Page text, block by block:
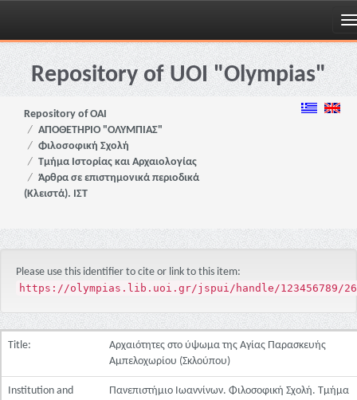
Skip
navigationRepository of UOI "Olympias"
Repository of OAI
ΑΠΟΘΕΤΗΡΙΟ "ΟΛΥΜΠΙΑΣ"
Φιλοσοφική Σχολή
Τμήμα Ιστορίας και Αρχαιολογίας
Άρθρα σε επιστημονικά περιοδικά
(Κλειστά). ΙΣΤ
Please use this identifier to cite or link to this item:
https://olympias.lib.uoi.gr/jspui/handle/123456789/
Title:
Αρχαιότητες στο ύψωμα της Αγίας Παρασκευής
Αμπελοχωρίου (Σκλούπου)
Institution and
Πανεπιστήμιο Ιωαννίνων. Φιλοσοφική Σχολή. Τμήμα